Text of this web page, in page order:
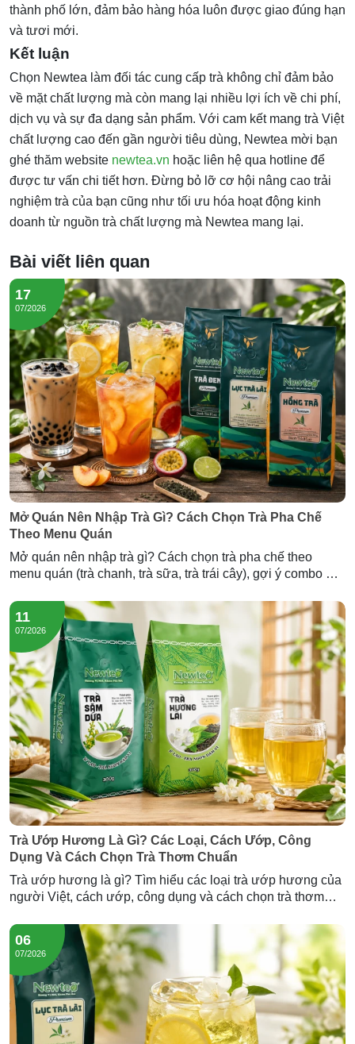
thành phố lớn, đảm bảo hàng hóa luôn được giao đúng hạn
và tươi mới.
Kết luận
Chọn Newtea làm đối tác cung cấp trà không chỉ đảm bảo
về mặt chất lượng mà còn mang lại nhiều lợi ích về chi phí,
dịch vụ và sự đa dạng sản phẩm. Với cam kết mang trà Việt
chất lượng cao đến gần người tiêu dùng, Newtea mời bạn
ghé thăm website newtea.vn hoặc liên hệ qua hotline để
được tư vấn chi tiết hơn. Đừng bỏ lỡ cơ hội nâng cao trải
nghiệm trà của bạn cũng như tối ưu hóa hoạt động kinh
doanh từ nguồn trà chất lượng mà Newtea mang lại.
Bài viết liên quan
17
07/2026
Mở Quán Nên Nhập Trà Gì? Cách Chọn Trà Pha Chế
Theo Menu Quán
Mở quán nên nhập trà gì? Cách chọn trà pha chế theo
menu quán (trà chanh, trà sữa, trà trái cây), gợi ý combo mở
11
07/2026
Trà Ướp Hương Là Gì? Các Loại, Cách Ướp, Công
Dụng Và Cách Chọn Trà Thơm Chuẩn
Trà ướp hương là gì? Tìm hiểu các loại trà ướp hương của
người Việt, cách ướp, công dụng và cách chọn trà thơm
06
07/2026